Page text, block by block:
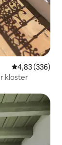
4,83 av 5 i
4,83 (336)
kloster